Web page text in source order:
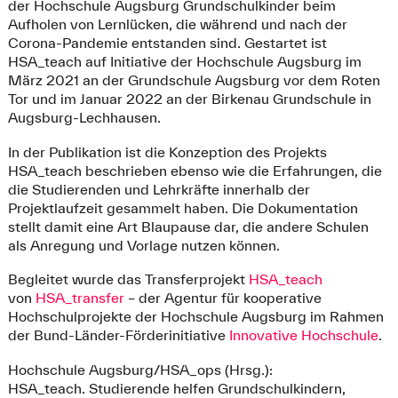
auch das Ende eines ereignisreichen Schuljahres. Das
Team von HSA_teach verabschiedet sich von einigen
studentischen Hilfskräften, die ihr Studium beenden
oder ins Praxissemester gehen.
Ab dem Wintersemester 2021/22 werden wieder neue
studentische Hilfskräfte gesucht, zum einen für die
Grundschule Augsburg Vor dem Roten Tor und zum
Augsburg-Lechhausen,siehe Ausschreibungen
ab Juni 2021:
Nach den Pfingstferien startet das HSA_teach Projekt
in die nächste Runde. Drei neue studentische
Hilfskräfte unterstützen das Team und die
Grundschulkinder.
Das begleitende Projektteam von HSA_teach beginnt
mit der Erstellung einer sogenannten „Blaupause” zur
Dokumentation von HSA_teach. Diese kann als Vorlage
Projekt nach dem Augsburger Modell an ihren
Hochschulen etablieren wollen.
der Hochschule Augsburg Grundschulkinder beim
Aufholen von Lernlücken, die während und nach der
Corona-Pandemie entstanden sind. Gestartet ist
HSA_teach auf Initiative der Hochschule Augsburg im
März 2021 an der Grundschule Augsburg vor dem Roten
Tor und im Januar 2022 an der Birkenau Grundschule in
Augsburg-Lechhausen.
In der Publikation ist die Konzeption des Projekts
HSA_teach beschrieben ebenso wie die Erfahrungen, die
die Studierenden und Lehrkräfte innerhalb der
Projektlaufzeit gesammelt haben. Die Dokumentation
stellt damit eine Art Blaupause dar, die andere Schulen
als Anregung und Vorlage nutzen können.
Begleitet wurde das Transferprojekt HSA_teach
von HSA_transfer– der Agentur für kooperative
Hochschulprojekte der Hochschule Augsburg im Rahmen
der Bund-Länder-Förderinitiative Innovative Hochschule.
Hochschule Augsburg/HSA_ops (Hrsg.):
HSA_teach. Studierende helfen Grundschulkindern,